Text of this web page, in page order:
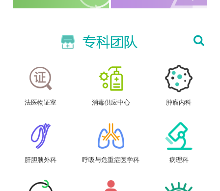
法医物证室 消毒供应中心 肿瘤内科
肝胆胰外科 呼吸与危重症医学科 病理科